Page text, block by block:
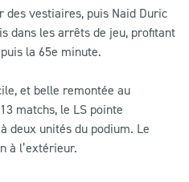
des vestiaires, puis Naid Duric
dans les arrêts de jeu, profitant
la 65e minute.
et belle remontée au
matchs, le LS pointe
deux unités du podium. Le
à l’extérieur.